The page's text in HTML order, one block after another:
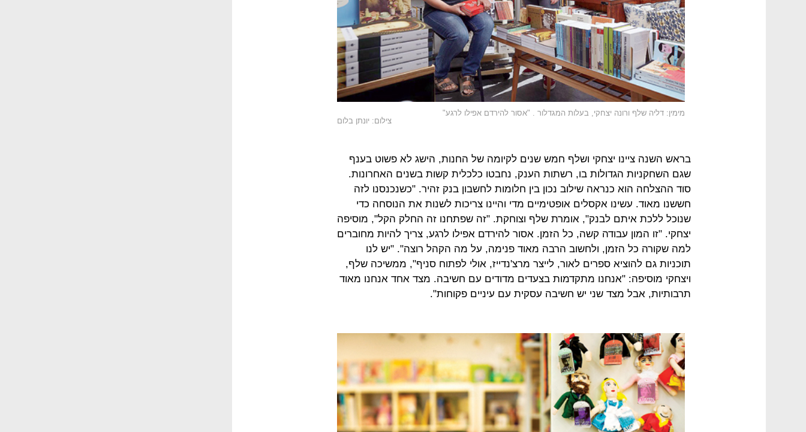
מימין: דליה שלף ורונה יצחקי, בעלות המגדלור . "אסור להירדם אפילו לרגע"
צילום: יונתן בלום
בראש השנה ציינו יצחקי ושלף חמש שנים לקיומה של החנות, הישג לא פשוט בענף
שגם השחקניות הגדולות בו, רשתות הענק, נחבטו כלכלית קשות בשנים האחרונות.
סוד ההצלחה הוא כנראה שילוב נכון בין חלומות לחשבון בנק זהיר. "כשנכנסנו לזה
חששנו מאוד. עשינו אקסלים אופטימיים מדי והיינו צריכות לשנות את הנוסחה כדי
שנוכל ללכת איתם לבנק", אומרת שלף וצוחקת. "זה שפתחנו זה החלק הקל", מוסיפה
יצחקי. "זו המון עבודה קשה, כל הזמן. אסור להירדם אפילו לרגע, צריך להיות מחוברים
למה שקורה כל הזמן, ולחשוב הרבה מאוד פנימה, על מה הקהל רוצה". "יש לנו
תוכניות גם להוציא ספרים לאור, לייצר מרצ'נדייז, אולי לפתוח סניף", ממשיכה שלף,
ויצחקי מוסיפה: "אנחנו מתקדמות בצעדים מדודים עם חשיבה. מצד אחד אנחנו מאוד
תרבותיות, אבל מצד שני יש חשיבה עסקית עם עיניים פקוחות".